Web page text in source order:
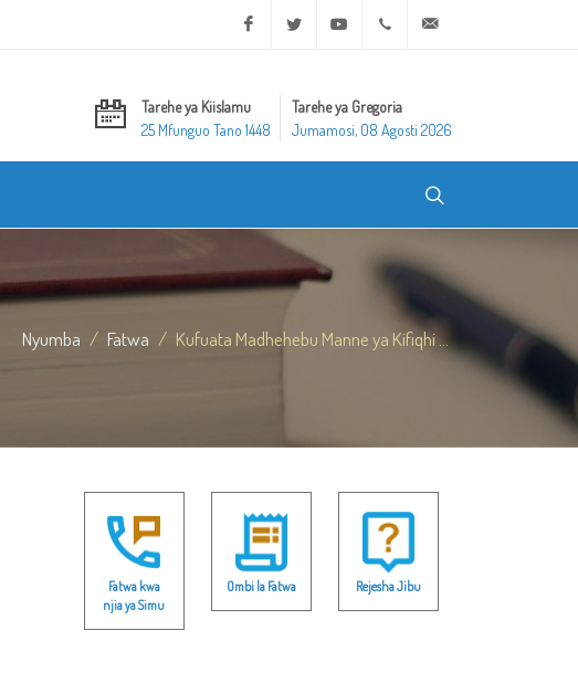
Facebook Twitter Youtube +20 2 25970400
Tarehe ya Kiislamu
25 Mfunguo Tano 1448
Tarehe ya Gregoria
Jumamosi, 08 Agosti 2026
Nyumba Fatwa Kufuata Madhehebu Manne ya Kifiqhi ...
Fatwa kwa
njia ya Simu
Ombi la Fatwa Rejesha Jibu